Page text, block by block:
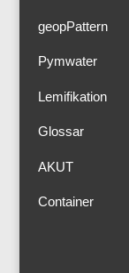
geopPattern
Pymwater
Lemifikation
Glossar
AKUT
Container